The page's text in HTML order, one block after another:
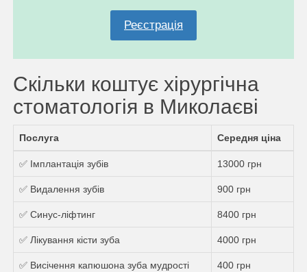
Реєстрація
Скільки коштує хірургічна
стоматологія в Миколаєві
Послуга Середня ціна
✅ Імплантація зубів 13000 грн
✅ Видалення зубів 900 грн
✅ Синус-ліфтинг 8400 грн
✅ Лікування кісти зуба 4000 грн
✅ Висічення капюшона зуба мудрості 400 грн